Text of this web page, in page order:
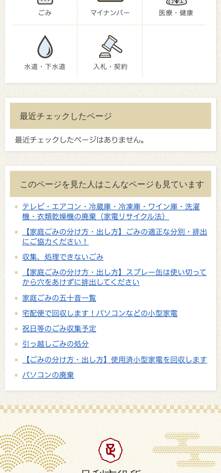
ごみ マイナンバー 医療・健康
水道・下水道 入札・契約
最近チェックしたページ
最近チェックしたページはありません。
このページを見た人はこんなページも見ています
テレビ・エアコン・冷蔵庫・冷凍庫・ワイン庫・洗濯
機・衣類乾燥機の廃棄（家電リサイクル法）
【家庭ごみの分け方・出し方】ごみの適正な分別・排出
にご協力ください！
収集、処理できないごみ
【家庭ごみの分け方・出し方】スプレー缶は使い切って
から穴をあけずに排出してください
家庭ごみの五十音一覧
宅配便で回収します！パソコンなどの小型家電
祝日等のごみ収集予定
引っ越しごみの処分
【ごみの分け方・出し方】使用済小型家電を回収します
パソコンの廃棄